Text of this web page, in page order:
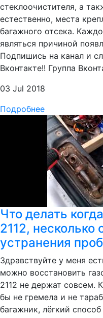
стеклоочистителя, а
естественно, места
багажного отсека.
являться причиной
Подпишись на канал и
Вконтакте!! Группа
03 Jul 2018
Подробнее
Что делать
2112, несколько
устранения
Здравствуйте у меня
можно восстановить
2112 не держат совсем.
бы не гремела и не
багажник, лёгкий способ